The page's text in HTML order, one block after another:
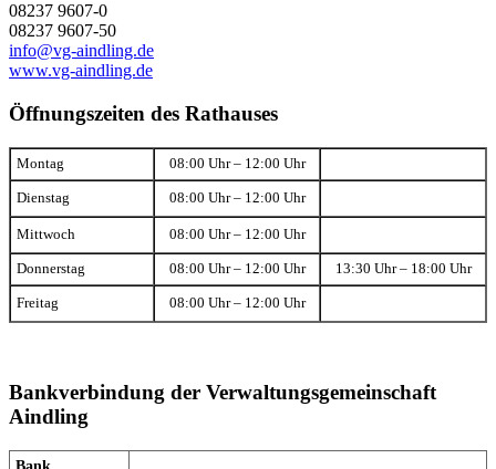
08237 9607-0
08237 9607-50
info@vg-aindling.de
www.vg-aindling.de
Öffnungszeiten des Rathauses
Montag 08:00 Uhr – 12:00 Uhr
Dienstag 08:00 Uhr – 12:00 Uhr
Mittwoch 08:00 Uhr – 12:00 Uhr
Donnerstag 08:00 Uhr – 12:00 Uhr 13:30 Uhr – 18:00 Uhr
Freitag 08:00 Uhr – 12:00 Uhr
Bankverbindung der Verwaltungsgemeinschaft
Aindling